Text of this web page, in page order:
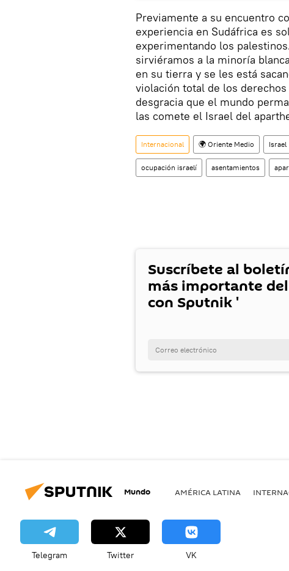
Previamente a su encuentro
experiencia en Sudáfrica es
experimentando los
sirviéramos a la minoría
en su tierra y se les está
violación total de los
desgracia que el mundo
las comete el Israel del
Internacional 🌍 Oriente Medio Israel
ocupación israelí asentamientos
Suscríbete al
más importante
con Sputnik '
Mundo AMÉRICA LATINA
Telegram Twitter VK